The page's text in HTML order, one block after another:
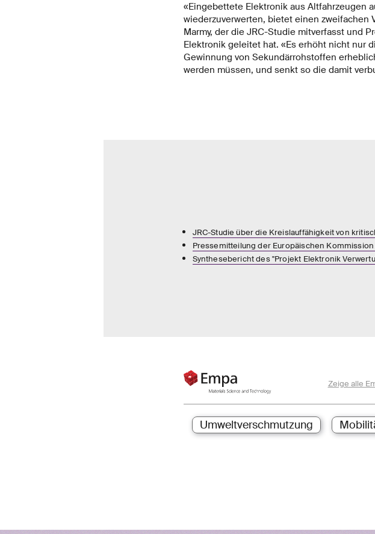
«Eingebettete Elektronik aus Altfahrzeugen
wiederzuverwerten, bietet einen zweifachen
Marmy, der die JRC-Studie mitverfasst und
Elektronik geleitet hat. «Es erhöht nicht nur
Gewinnung von Sekundärrohstoffen
werden müssen, und senkt so die damit
JRC-Studie über die Kreislauffähigkeit von
Pressemitteilung der Europäischen
Synthesebericht des "Projekt Elektronik
Zeige alle
Umweltverschmutzung